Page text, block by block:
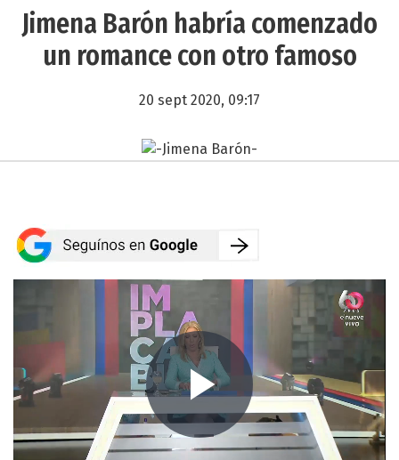
Jimena Barón habría comenzado
un romance con otro famoso
20 sept 2020, 09:17